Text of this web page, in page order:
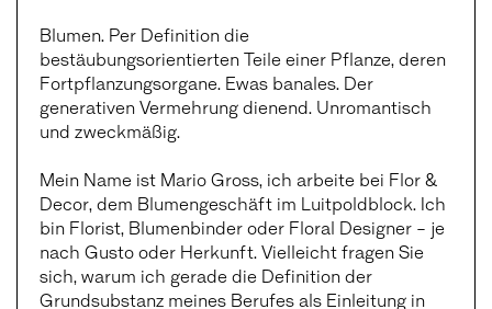
Blumen. Per Definition die
bestäubungsorientierten Teile einer Pflanze, deren
Fortpflanzungsorgane. Ewas banales. Der
generativen Vermehrung dienend. Unromantisch
und zweckmäßig.
Mein Name ist Mario Gross, ich arbeite bei Flor &
Decor, dem Blumengeschäft im Luitpoldblock. Ich
bin Florist, Blumenbinder oder Floral Designer – je
nach Gusto oder Herkunft. Vielleicht fragen Sie
sich, warum ich gerade die Definition der
Grundsubstanz meines Berufes als Einleitung in